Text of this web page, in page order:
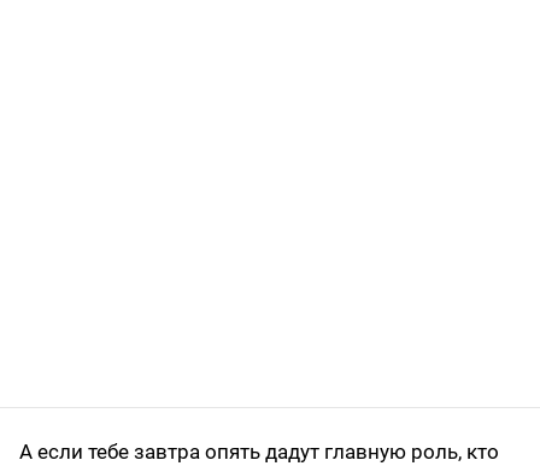
А если тебе завтра опять дадут главную роль, кто